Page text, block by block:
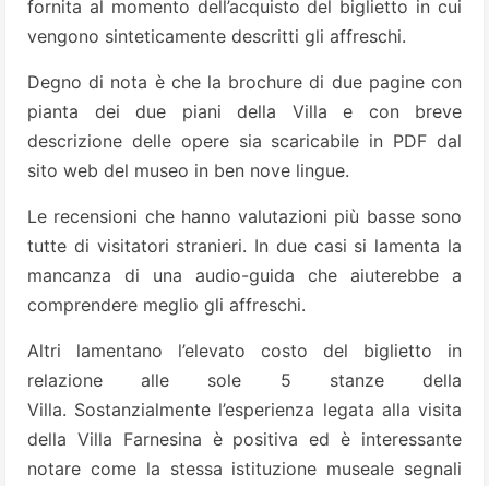
fornita al momento dell’acquisto del biglietto in cui
vengono sinteticamente descritti gli affreschi.
Degno di nota è che la brochure di due pagine con
pianta dei due piani della Villa e con breve
descrizione delle opere sia scaricabile in PDF dal
sito web del museo in ben nove lingue.
Le recensioni che hanno valutazioni più basse sono
tutte di visitatori stranieri. In due casi si lamenta la
mancanza di una audio-guida che aiuterebbe a
comprendere meglio gli affreschi.
Altri lamentano l’elevato costo del biglietto in
relazione alle sole 5 stanze della
Villa. Sostanzialmente l’esperienza legata alla visita
della Villa Farnesina è positiva ed è interessante
notare come la stessa istituzione museale segnali